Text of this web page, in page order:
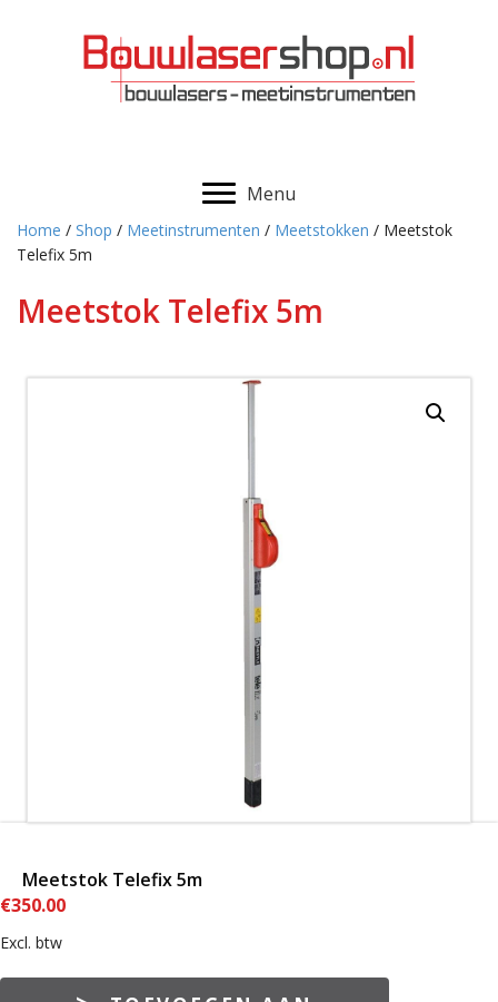
Menu
Home / Shop / Meetinstrumenten / Meetstokken / Meetstok
Telefix 5m
Meetstok Telefix 5m
Meetstok Telefix 5m
€350.00
Excl. btw
Meetstok